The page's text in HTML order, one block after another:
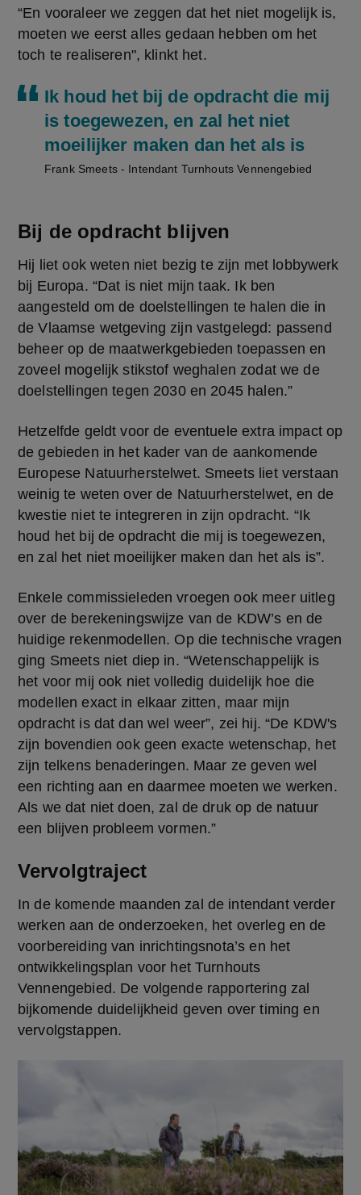
“En vooraleer we zeggen dat het niet mogelijk is,
moeten we eerst alles gedaan hebben om het
toch te realiseren", klinkt het.
Ik houd het bij de opdracht die mij
is toegewezen, en zal het niet
moeilijker maken dan het als is
Frank Smeets - Intendant Turnhouts Vennengebied
Bij de opdracht blijven
Hij liet ook weten niet bezig te zijn met lobbywerk
bij Europa. “Dat is niet mijn taak. Ik ben
aangesteld om de doelstellingen te halen die in
de Vlaamse wetgeving zijn vastgelegd: passend
beheer op de maatwerkgebieden toepassen en
zoveel mogelijk stikstof weghalen zodat we de
doelstellingen tegen 2030 en 2045 halen.”
Hetzelfde geldt voor de eventuele extra impact op
de gebieden in het kader van de aankomende
Europese Natuurherstelwet. Smeets liet verstaan
weinig te weten over de Natuurherstelwet, en de
kwestie niet te integreren in zijn opdracht. “Ik
houd het bij de opdracht die mij is toegewezen,
en zal het niet moeilijker maken dan het als is”.
Enkele commissieleden vroegen ook meer uitleg
over de berekeningswijze van de KDW’s en de
huidige rekenmodellen. Op die technische vragen
ging Smeets niet diep in. “Wetenschappelijk is
het voor mij ook niet volledig duidelijk hoe die
modellen exact in elkaar zitten, maar mijn
opdracht is dat dan wel weer”, zei hij. “De KDW's
zijn bovendien ook geen exacte wetenschap, het
zijn telkens benaderingen. Maar ze geven wel
een richting aan en daarmee moeten we werken.
Als we dat niet doen, zal de druk op de natuur
een blijven probleem vormen.”
Vervolgtraject
In de komende maanden zal de intendant verder
werken aan de onderzoeken, het overleg en de
voorbereiding van inrichtingsnota’s en het
ontwikkelingsplan voor het Turnhouts
Vennengebied. De volgende rapportering zal
bijkomende duidelijkheid geven over timing en
vervolgstappen.